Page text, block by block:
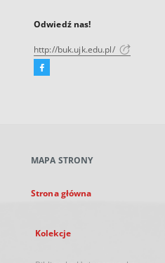
Odwiedź nas!
http://buk.ujk.edu.pl/
Facebook
karcie
MAPA STRONY
Strona główna
Kolekcje